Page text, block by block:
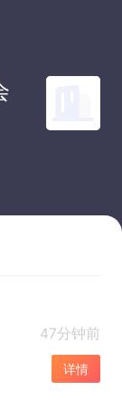
47分钟前
详情